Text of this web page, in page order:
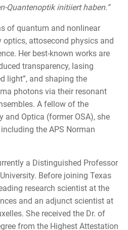
Quantenoptik initiiert haben.“
of quantum and nonlinear
optics, attosecond physics and
Her best-known works are
transparency, lasing
light”, and shaping the
photons via their resonant
A fellow of the
and Optica (former OSA), she
the APS Norman
a Distinguished Professor
Before joining Texas
research scientist at the
and an adjunct scientist at
She received the Dr. of
from the Highest Attestation